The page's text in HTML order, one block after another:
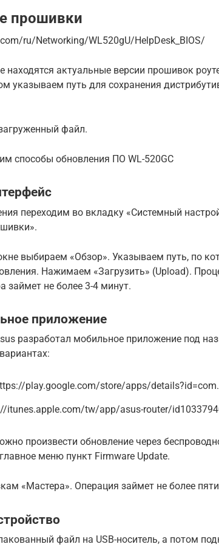
прошивки
ru/Networking/WL520gU/HelpDesk_BIOS/
находятся актуальные версии прошивок
указываем путь для сохранения
файл.
способы обновления ПО WL-520GC
переходим во вкладку «Системный
выбираем «Обзор». Указываем путь, по
Нажимаем «Загрузить» (Upload).
займет не более 3-4 минут.
приложение
разработал мобильное приложение под
play.google.com/store/apps/
itunes.apple.com/tw/app/asus-router/
произвести обновление через
меню пункт Firmware Update.
«Мастера». Операция займет не более
файл на USB-носитель, а потом